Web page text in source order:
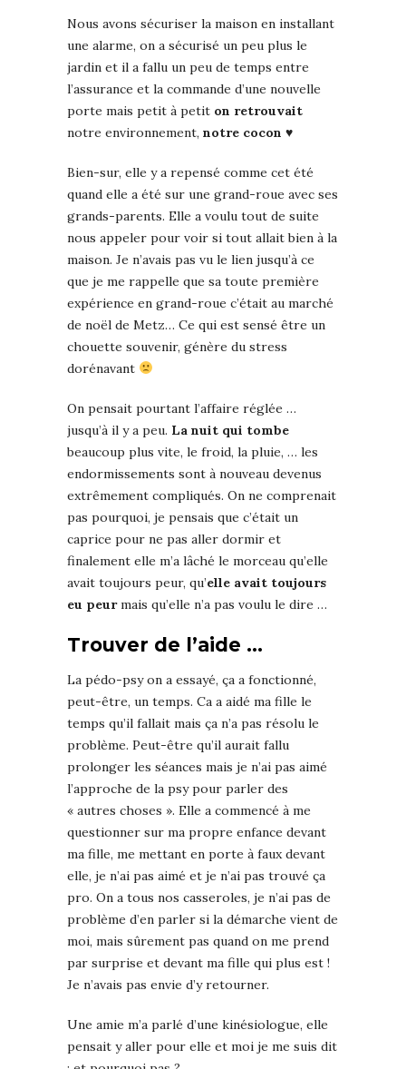
Nous avons sécuriser la maison en installant
une alarme, on a sécurisé un peu plus le
jardin et il a fallu un peu de temps entre
l’assurance et la commande d’une nouvelle
porte mais petit à petit on retrouvait
notre environnement, notre cocon ♥
Bien-sur, elle y a repensé comme cet été
quand elle a été sur une grand-roue avec ses
grands-parents. Elle a voulu tout de suite
nous appeler pour voir si tout allait bien à la
maison. Je n’avais pas vu le lien jusqu’à ce
que je me rappelle que sa toute première
expérience en grand-roue c’était au marché
de noël de Metz… Ce qui est sensé être un
chouette souvenir, génère du stress
dorénavant
On pensait pourtant l’affaire réglée …
jusqu’à il y a peu. La nuit qui tombe
beaucoup plus vite, le froid, la pluie, … les
endormissements sont à nouveau devenus
extrêmement compliqués. On ne comprenait
pas pourquoi, je pensais que c’était un
caprice pour ne pas aller dormir et
finalement elle m’a lâché le morceau qu’elle
avait toujours peur, qu’elle avait toujours
eu peurmais qu’elle n’a pas voulu le dire …
Trouver de l’aide …
La pédo-psy on a essayé, ça a fonctionné,
peut-être, un temps. Ca a aidé ma fille le
temps qu’il fallait mais ça n’a pas résolu le
problème. Peut-être qu’il aurait fallu
prolonger les séances mais je n’ai pas aimé
l’approche de la psy pour parler des
« autres choses ». Elle a commencé à me
questionner sur ma propre enfance devant
ma fille, me mettant en porte à faux devant
elle, je n’ai pas aimé et je n’ai pas trouvé ça
pro. On a tous nos casseroles, je n’ai pas de
problème d’en parler si la démarche vient de
moi, mais sûrement pas quand on me prend
par surprise et devant ma fille qui plus est !
Je n’avais pas envie d’y retourner.
Une amie m’a parlé d’une kinésiologue, elle
pensait y aller pour elle et moi je me suis dit